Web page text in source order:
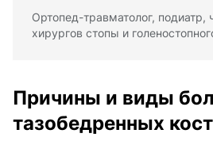
Ортопед-травматолог, подиатр,
хирургов стопы и
Причины и виды
тазобедренных